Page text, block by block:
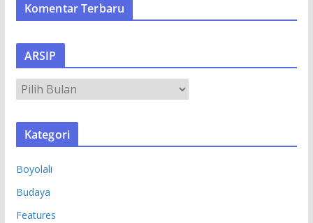
Komentar Terbaru
ARSIP
R
S
Kategori
Boyolali
Budaya
Features